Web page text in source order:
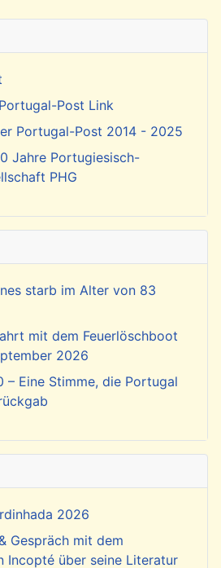
Post Link
Portugal-Post 2014 - 2025
Jahre Portugiesisch-
PHG
starb im Alter von 83
mit dem Feuerlöschboot
2026
Eine Stimme, die Portugal
2026
Gespräch mit dem
Incopté über seine Literatur